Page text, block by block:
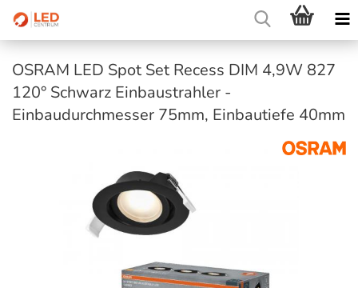
OSRAM LED Spot Set Recess DIM 4,9W 827
120° Schwarz Einbaustrahler -
Einbaudurchmesser 75mm, Einbautiefe 40mm